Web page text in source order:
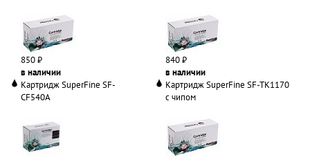
850 ₽
в наличии
840 ₽
в наличии
Картридж SuperFine SF-
CF540A
Картридж SuperFine SF-TK1170
с чипом